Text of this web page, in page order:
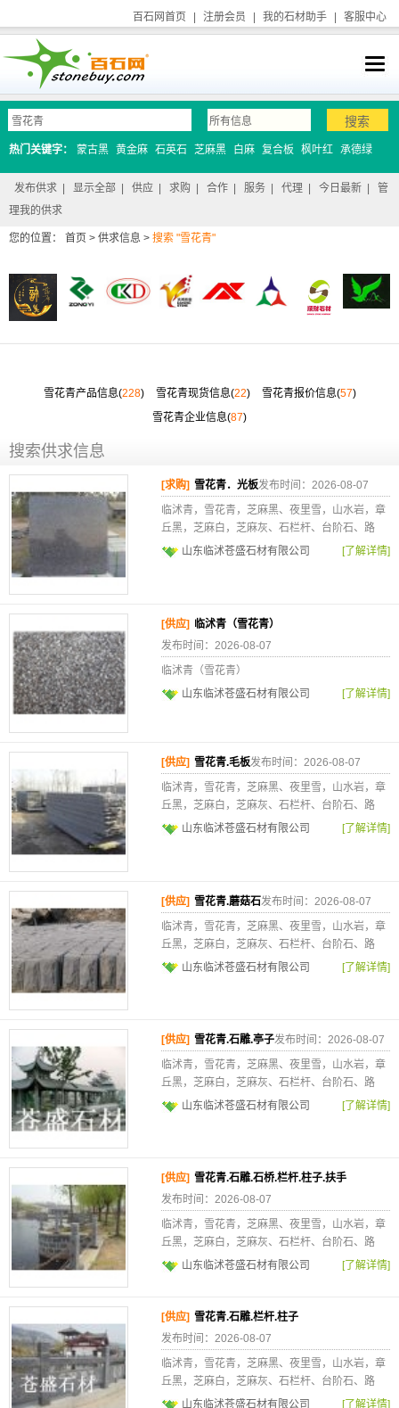
百石网首页 注册会员 我的石材助手 客服中心
热门关键字： 蒙古黑 黄金麻 石英石 芝麻黑 白麻 复合板 枫叶红 承德绿
发布供求 显示全部 供应 求购 合作 服务 代理 今日最新
管
理我的供求
您的位置： 首页 > 供求信息 > 搜索 "雪花青"
雪花青产品信息(228) 雪花青现货信息(22) 雪花青报价信息(57)
雪花青企业信息(87)
搜索供求信息
[求购] 雪花青．光板发布时间：2026-08-07
临沭青，雪花青，芝麻黑、夜里雪，山水岩，章
丘黑，芝麻白，芝麻灰、石栏杆、台阶石、路
山东临沭苍盛石材有限公司
[了解详情]
[供应] 临沭青（雪花青）
发布时间：2026-08-07
临沭青（雪花青）
山东临沭苍盛石材有限公司
[了解详情]
[供应] 雪花青.毛板发布时间：2026-08-07
临沭青，雪花青，芝麻黑、夜里雪，山水岩，章
丘黑，芝麻白，芝麻灰、石栏杆、台阶石、路
山东临沭苍盛石材有限公司
[了解详情]
[供应] 雪花青.蘑菇石发布时间：2026-08-07
临沭青，雪花青，芝麻黑、夜里雪，山水岩，章
丘黑，芝麻白，芝麻灰、石栏杆、台阶石、路
山东临沭苍盛石材有限公司
[了解详情]
[供应] 雪花青.石雕.亭子发布时间：2026-08-07
临沭青，雪花青，芝麻黑、夜里雪，山水岩，章
丘黑，芝麻白，芝麻灰、石栏杆、台阶石、路
山东临沭苍盛石材有限公司
[了解详情]
[供应] 雪花青.石雕.石桥.栏杆.柱子.扶手
发布时间：2026-08-07
临沭青，雪花青，芝麻黑、夜里雪，山水岩，章
丘黑，芝麻白，芝麻灰、石栏杆、台阶石、路
山东临沭苍盛石材有限公司
[了解详情]
[供应] 雪花青.石雕.栏杆.柱子
发布时间：2026-08-07
临沭青，雪花青，芝麻黑、夜里雪，山水岩，章
丘黑，芝麻白，芝麻灰、石栏杆、台阶石、路
山东临沭苍盛石材有限公司
[了解详情]